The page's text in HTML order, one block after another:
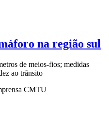
na região sul
de meios-fios; medidas
ao trânsito
CMTU